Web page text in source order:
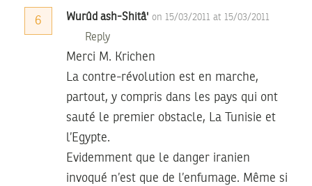
6 Wurûd ash-Shitâ' on 15/03/2011 at 15/03/2011
Reply
Merci M. Krichen
La contre-révolution est en marche,
partout, y compris dans les pays qui ont
sauté le premier obstacle, La Tunisie et
l’Egypte.
Evidemment que le danger iranien
invoqué n’est que de l’enfumage. Même si